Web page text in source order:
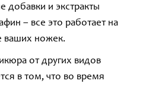
добавки и экстракты
– все это работает на
ваших ножек.
от других видов
в том, что во время